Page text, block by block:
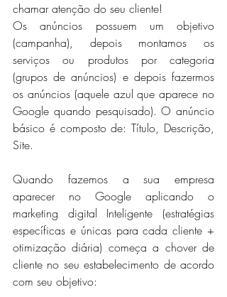
chamar atenção do seu cliente!
Os anúncios possuem um objetivo
(campanha), depois montamos os
serviços ou produtos por categoria
(grupos de anúncios) e depois fazermos
os anúncios (aquele azul que aparece no
Google quando pesquisado). O anúncio
básico é composto de: Título, Descrição,
Site.
Quando fazemos a sua empresa
aparecer no Google aplicando o
marketing digital Inteligente (estratégias
específicas e únicas para cada cliente +
otimização diária) começa a chover de
cliente no seu estabelecimento de acordo
com seu objetivo: